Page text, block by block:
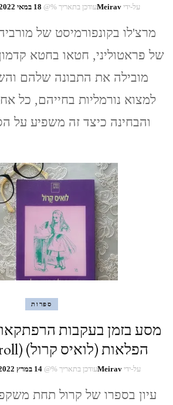
על-ידיMeiravעודכן בתאריך %@ 18 במאי 2022
מרצ'לו בקונפורמיסט של
של פראטוליני, חטאו בחטא
מובילה את התבונה שלהם
למצוא נורמליות בחייהם, כל
והבחינה כיצד זה משפיע על
ספרות
מסע בזמן בעקבות
הפלאות (לואיס קרול) (Lewis Carroll)
על-ידיMeiravעודכן בתאריך %@14 במרץ 2022
עיון בספרו של קרול תחת